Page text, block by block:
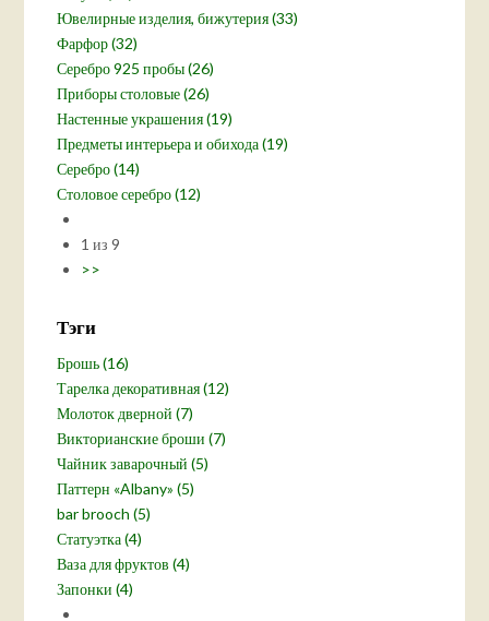
Ювелирные изделия, бижутерия (33)
Фарфор (32)
Серебро 925 пробы (26)
Приборы столовые (26)
Настенные украшения (19)
Предметы интерьера и обихода (19)
Серебро (14)
Столовое серебро (12)
1 из 9
>>
Тэги
Брошь (16)
Тарелка декоративная (12)
Молоток дверной (7)
Викторианские броши (7)
Чайник заварочный (5)
Паттерн «Albany» (5)
bar brooch (5)
Статуэтка (4)
Ваза для фруктов (4)
Запонки (4)